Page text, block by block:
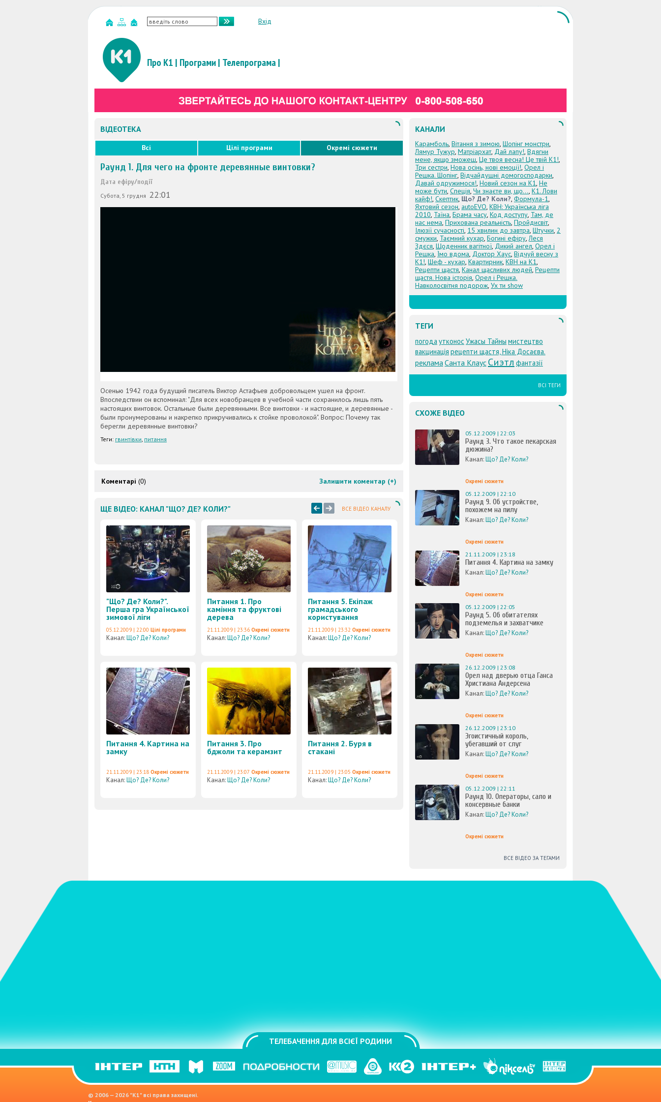
Вхід
Про К1 | Програми| Телепрограма|
ВІДЕОТЕКА
Всі Цілі програми Окремі сюжети
Раунд 1. Для чего на фронте деревянные винтовки?
Дата ефіру/події
Субота, 5 грудня 22:01
Осенью 1942 года будущий писатель Виктор Астафьев добровольцем ушел на фронт.
Впоследствии он вспоминал: "Для всех новобранцев в учебной части сохранилось лишь пять
настоящих винтовок. Остальные были деревянными. Все винтовки - и настоящие, и деревянные -
были пронумерованы и накрепко прикручивались к стойке проволокой". Вопрос: Почему так
берегли деревянные винтовки?
Теги: гвинтівки, питання
Залишити коментар (+)
Коментарі (0)
ВСЕ ВІДЕО КАНАЛУ
ЩЕ ВІДЕО: КАНАЛ "ЩО? ДЕ? КОЛИ?"
"Що? Де? Коли?".
Перша гра Української
зимової ліги
05.12.2009 | 22:00 Цілі програми
Канал:Що? Де? Коли?
Питання 1. Про
каміння та фруктові
дерева
21.11.2009 | 23:36 Окремі сюжети
Канал:Що? Де? Коли?
Питання 5. Екіпаж
грамадського
користування
21.11.2009 | 23:32 Окремі сюжети
Канал:Що? Де? Коли?
Питання 4. Картина на
замку
21.11.2009 | 23:18 Окремі сюжети
Канал:Що? Де? Коли?
Питання 3. Про
бджоли та керамзит
21.11.2009 | 23:07 Окремі сюжети
Канал:Що? Де? Коли?
Питання 2. Буря в
стакані
21.11.2009 | 23:05 Окремі сюжети
Канал:Що? Де? Коли?
КАНАЛИ
Карамболь, Вітання з зимою, Шопінг монстри,
Лямур Тужур, Матріархат, Дай лапу!, Вдягни
мене, якщо зможеш, Це твоя весна! Це твій К1!,
Три сестри, Нова осінь, нові емоції!, Орел і
Решка. Шопінг, Відчайдушні домогосподарки,
Давай одружимося!, Новий сезон на К1, Не
може бути, Спеція, Чи знаєте ви, що..., К1. Лови
кайф!, Скептик, Що? Де? Коли?, Формула-1,
Яхтовий сезон, autoEVO, КВН: Українська ліга
2010, Таїна, Брама часу, Код доступу, Там, де
нас нема, Прихована реальність, Пройдисвіт,
Ілюзії сучасності, 15 хвилин до завтра, Штучки, 2
смужки, Таємний кухар, Богині ефіру,Леся
Здєся, Щоденник вагітної, Дикий ангел, Орел і
Решка, Їмо вдома, Доктор Хаус, Відчуй весну з
К1!, Шеф - кухар, Квартирник, КВН на К1,
Рецепти щастя, Канал щасливих людей, Рецепти
щастя. Нова історія, Орел і Решка.
Навколосвітня подорож, Ух ти show
ТЕГИ
погодаутконос Ужасы Тайны мистецтво
вакцинація рецепти щастя, Ніка Досаєва.
рекламаСанта Клаус Сиэтл фантазії
ВСІ ТЕГИ
СХОЖЕ ВІДЕО
05.12.2009 | 22:03
Раунд 3. Что такое пекарская
дюжина?
Канал:Що? Де? Коли?
Окремі сюжети
05.12.2009 | 22:10
Раунд 9. Об устройстве,
похожем на пилу
Канал:Що? Де? Коли?
Окремі сюжети
21.11.2009 | 23:18
Питання 4. Картина на замку
Канал:Що? Де? Коли?
Окремі сюжети
05.12.2009 | 22:05
Раунд 5. Об обитателях
подземелья и захватчике
Канал:Що? Де? Коли?
Окремі сюжети
26.12.2009 | 23:08
Орел над дверью отца Ганса
Христиана Андерсена
Канал:Що? Де? Коли?
Окремі сюжети
26.12.2009 | 23:10
Эгоистичный король,
убегавший от слуг
Канал:Що? Де? Коли?
Окремі сюжети
05.12.2009 | 22:11
Раунд 10. Операторы, сало и
консервные банки
Канал:Що? Де? Коли?
Окремі сюжети
ВСЕ ВІДЕО ЗА ТЕГАМИ
ТЕЛЕБАЧЕННЯ ДЛЯ ВСІЄЇ РОДИНИ
© 2006 — 2026 "K1" всі права захищені.